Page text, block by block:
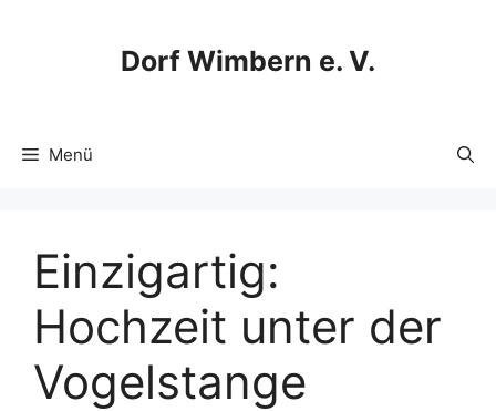
Dorf Wimbern e. V.
Menü
Einzigartig:
Hochzeit unter der
Vogelstange